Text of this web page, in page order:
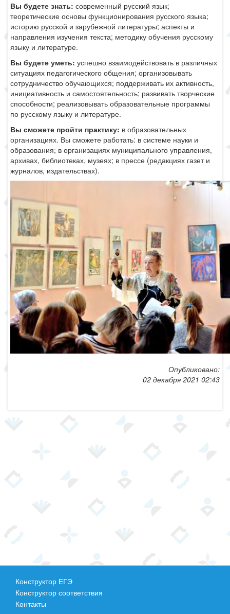
Вы будете знать: современный русский язык;
теоретические основы функционирования русского языка;
историю русской и зарубежной литературы; аспекты и
направления изучения текста; методику обучения русскому
языку и литературе.
Вы будете уметь: успешно взаимодействовать в различных
ситуациях педагогического общения; организовывать
сотрудничество обучающихся; поддерживать их активность,
инициативность и самостоятельность; развивать творческие
способности; реализовывать образовательные программы
по русскому языку и литературе.
Вы сможете пройти практику: в образовательных
организациях. Вы сможете работать: в системе науки и
образования; в организациях муниципального управления,
архивах, библиотеках, музеях; в прессе (редакциях газет и
журналов, издательствах).
Опубликовано:
02 декабря 2021 02:43
Конструктор ЕГЭ
Конструктор соответствия
Контакты